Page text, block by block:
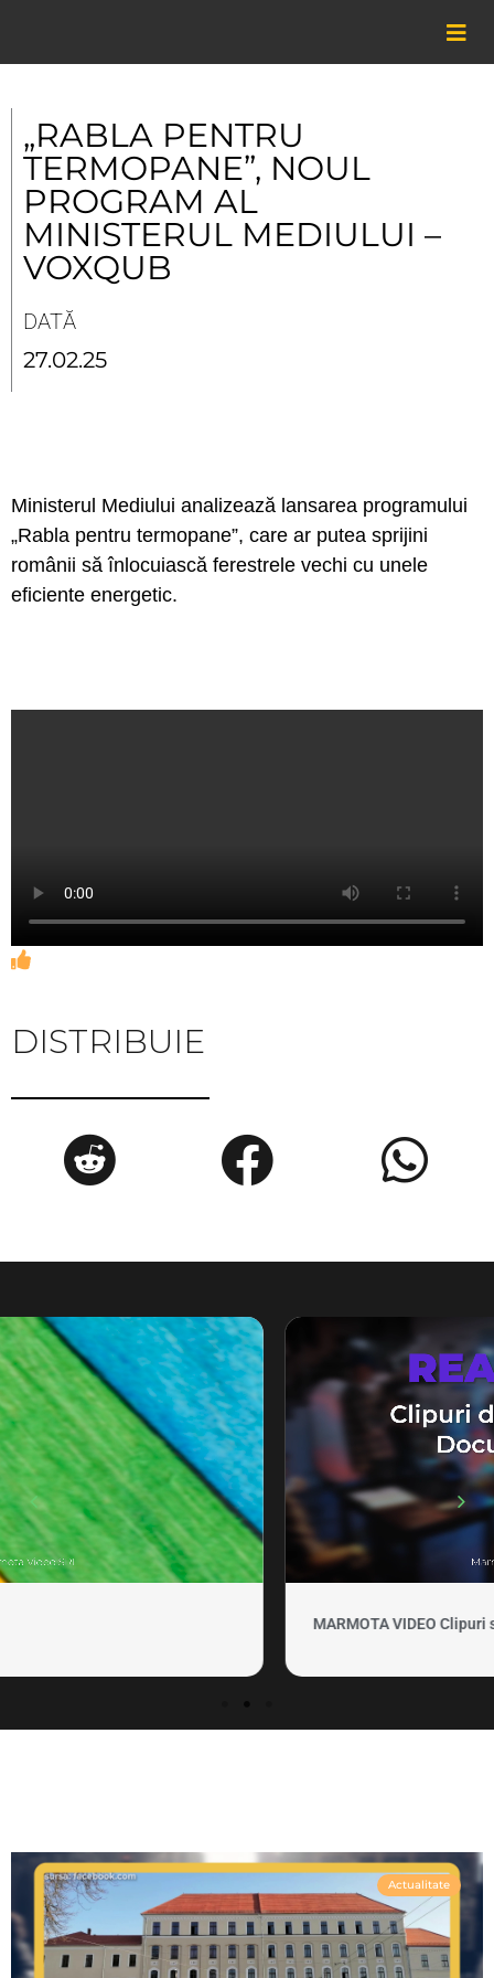
content
„RABLA PENTRU
TERMOPANE”, NOUL
PROGRAM AL
MINISTERUL MEDIULUI –
VOXQUB
DATĂ
27.02.25
Ministerul Mediului analizează lansarea programului
„Rabla pentru termopane”, care ar putea sprijini
românii să înlocuiască ferestrele vechi cu unele
eficiente energetic.
DISTRIBUIE
Actualitate